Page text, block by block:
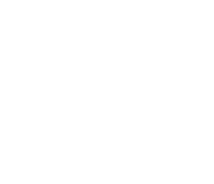
and tractors is constantly in
machinery:
gebrauchtmaschinen.html